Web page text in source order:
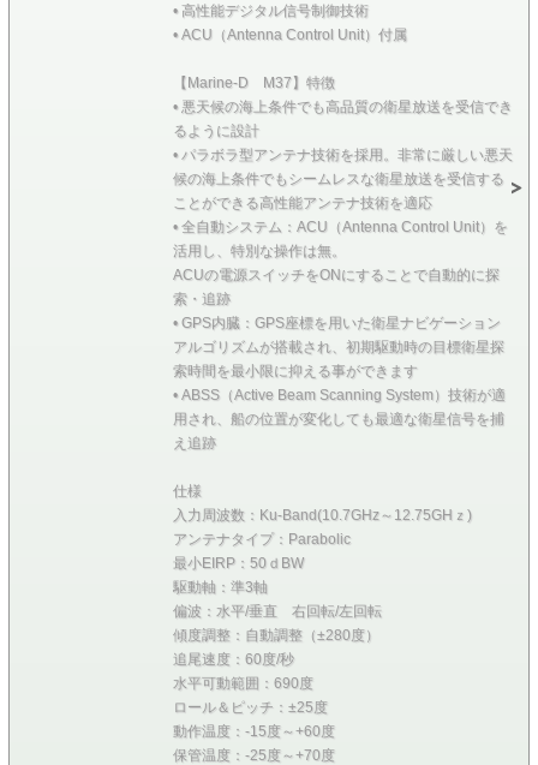
• 高性能デジタル信号制御技術
• ACU（Antenna Control Unit）付属
【Marine-D M37】特徴
• 悪天候の海上条件でも高品質の衛星放送を受信でき
るように設計
• パラボラ型アンテナ技術を採用。非常に厳しい悪天
候の海上条件でもシームレスな衛星放送を受信する
ことができる高性能アンテナ技術を適応
• 全自動システム：ACU（Antenna Control Unit）を
活用し、特別な操作は無。
ACUの電源スイッチをONにすることで自動的に探
索・追跡
• GPS内臓：GPS座標を用いた衛星ナビゲーション
アルゴリズムが搭載され、初期駆動時の目標衛星探
索時間を最小限に抑える事ができます
• ABSS（Active Beam Scanning System）技術が適
用され、船の位置が変化しても最適な衛星信号を捕
え追跡
仕様
入力周波数：Ku-Band(10.7GHz～12.75GHｚ)
アンテナタイプ：Parabolic
最小EIRP：50ｄBW
駆動軸：準3軸
偏波：水平/垂直 右回転/左回転
傾度調整：自動調整（±280度）
追尾速度：60度/秒
水平可動範囲：690度
ロール＆ピッチ：±25度
動作温度：-15度～+60度
保管温度：-25度～+70度